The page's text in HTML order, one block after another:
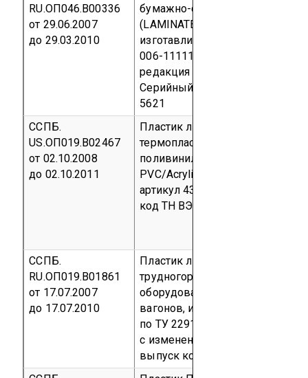
RU.ОП046.В00336
от 29.06.2007
до 29.03.2010
бумажно-слоистый слотекс
(LAMINATE SLOTEX),
изготавливаемый по ТУ 2256-
006-11111530-2003 (Вторая
редакция от 15.02.2005)
Серийный выпуск
5621
ССПБ.
US.ОП019.В02467
от 02.10.2008
до 02.10.2011
Пластик листовой
термопластичный
поливинилхлоридный
PVC/Acrylic толщиной 1,2–5мм,
артикул 4335
код ТН ВЭД 3920 49 000 0
ССПБ.
RU.ОП019.В01861
от 17.07.2007
до 17.07.2010
Пластик листовой
трудногорючий для
оборудования пассажирских
вагонов, изготовленный
по ТУ 2291-162-01124323-2003
с изменением №2
выпуск код ОКП 22 9100